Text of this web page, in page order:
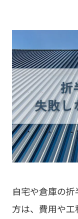
自宅や倉庫の
方は、費用や